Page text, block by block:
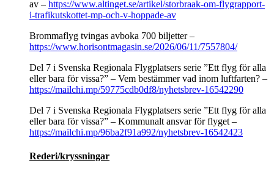
av – https://www.altinget.se/artikel/storbraak-om-flygrapport-
i-trafikutskottet-mp-och-v-hoppade-av
Brommaflyg tvingas avboka 700 biljetter –
https://www.horisontmagasin.se/2026/06/11/7557804/
Del 7 i Svenska Regionala Flygplatsers serie ”Ett flyg för alla
eller bara för vissa?” – Vem bestämmer vad inom luftfarten? –
https://mailchi.mp/59775cdb0df8/nyhetsbrev-16542290
Del 7 i Svenska Regionala Flygplatsers serie ”Ett flyg för alla
eller bara för vissa?” – Kommunalt ansvar för flyget –
https://mailchi.mp/96ba2f91a992/nyhetsbrev-16542423
Rederi/kryssningar